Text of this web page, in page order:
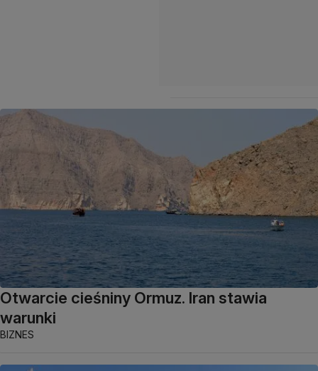
Otwarcie cieśniny Ormuz. Iran stawia
warunki
BIZNES